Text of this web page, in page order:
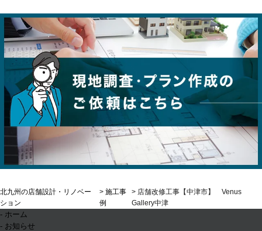
北九州の店舗設計・リノベー
ション
> 施工事
例
> 店舗改修工事【中津市】 Venus
Gallery中津
- ホーム
- お知らせ